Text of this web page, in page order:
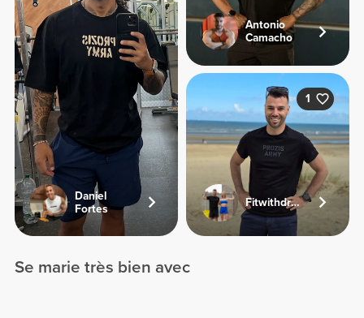
Daniel
Fortes
Antonio
Camacho
1
Fitwithdriesandjolien
Se marie très bien avec